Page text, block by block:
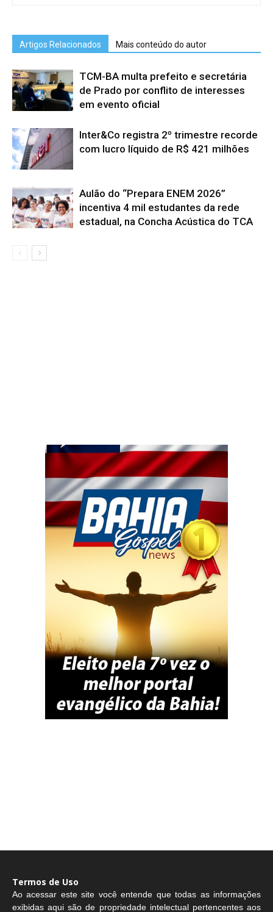
Artigos Relacionados Mais conteúdo do autor
TCM-BA multa prefeito e secretária
de Prado por conflito de interesses
em evento oficial
Inter&Co registra 2º trimestre recorde
com lucro líquido de R$ 421 milhões
Aulão do “Prepara ENEM 2026”
incentiva 4 mil estudantes da rede
estadual, na Concha Acústica do TCA
Termos de Uso
Ao acessar este site você entende que todas as informações
exibidas aqui são de propriedade intelectual pertencentes aos